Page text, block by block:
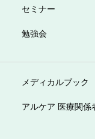
セミナー
勉強会
メディカルブック
アルケア 医療関係